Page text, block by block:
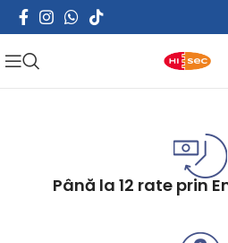
Până la 12 rate prin